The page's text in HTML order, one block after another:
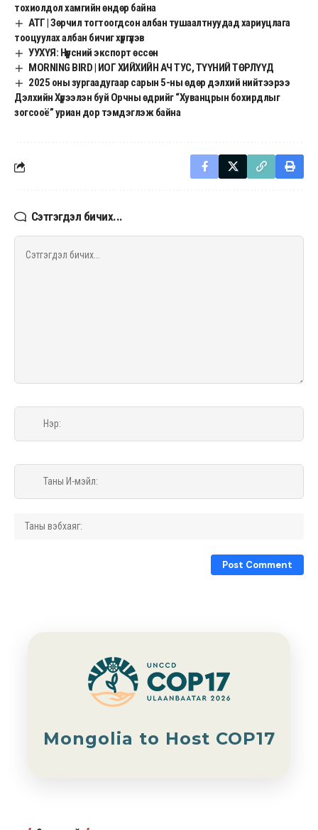
тохиолдол хамгийн өндөр байна
АТГ | Зөрчил тогтоогдсон албан тушаалтнуудад хариуцлага
тооцуулах албан бичиг хүргүүлэв
УУХҮЯ: Нүүрсний экспорт өссөн
MORNING BIRD | ИОГ ХИЙХИЙН АЧ ТУС, ТҮҮНИЙ ТӨРЛҮҮД
2025 оны зургаадугаар сарын 5-ны өдөр дэлхий нийтээрээ
Дэлхийн Хүрээлэн буй Орчны өдрийг “Хуванцрын бохирдлыг
зогсооё” уриан дор тэмдэглэж байна
Сэтгэгдэл бичих...
Mongolia to Host COP17